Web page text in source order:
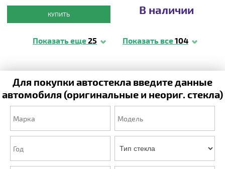
КУПИТЬ В наличии
Показать еще25 Показать все104
Для покупки автостекла введите данные
автомобиля (оригинальные и неориг. стекла)